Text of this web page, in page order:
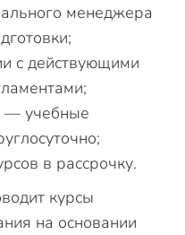
менеджера
с действующими
— учебные
в рассрочку.
курсы
на основании